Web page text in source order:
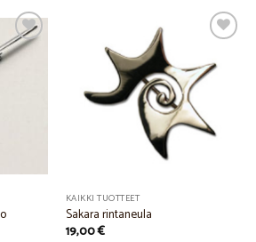
Add to
KAIKKI TUOTTEET
Sakara rintaneula
19,00€